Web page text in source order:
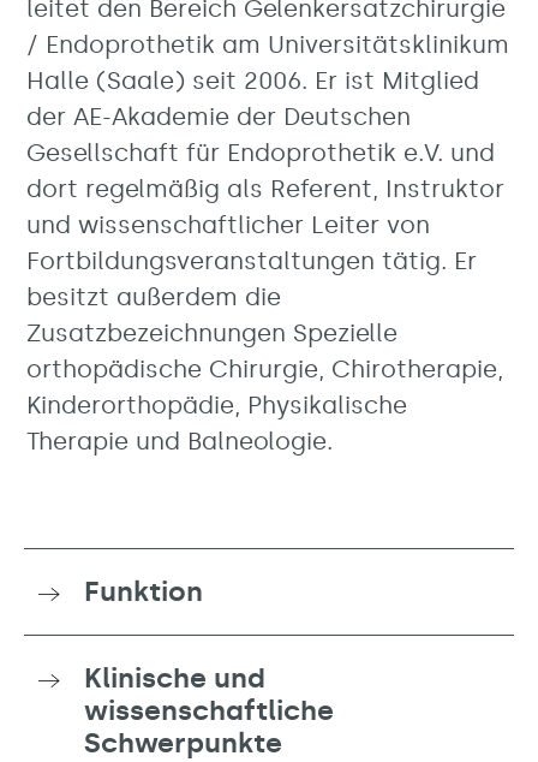
leitet den Bereich Gelenkersatzchirurgie
/ Endoprothetik am Universitätsklinikum
Halle (Saale) seit 2006. Er ist Mitglied
der AE-Akademie der Deutschen
Gesellschaft für Endoprothetik e.V. und
dort regelmäßig als Referent, Instruktor
und wissenschaftlicher Leiter von
Fortbildungsveranstaltungen tätig. Er
besitzt außerdem die
Zusatzbezeichnungen Spezielle
orthopädische Chirurgie, Chirotherapie,
Kinderorthopädie, Physikalische
Therapie und Balneologie.
Funktion
Klinische und
wissenschaftliche
Schwerpunkte